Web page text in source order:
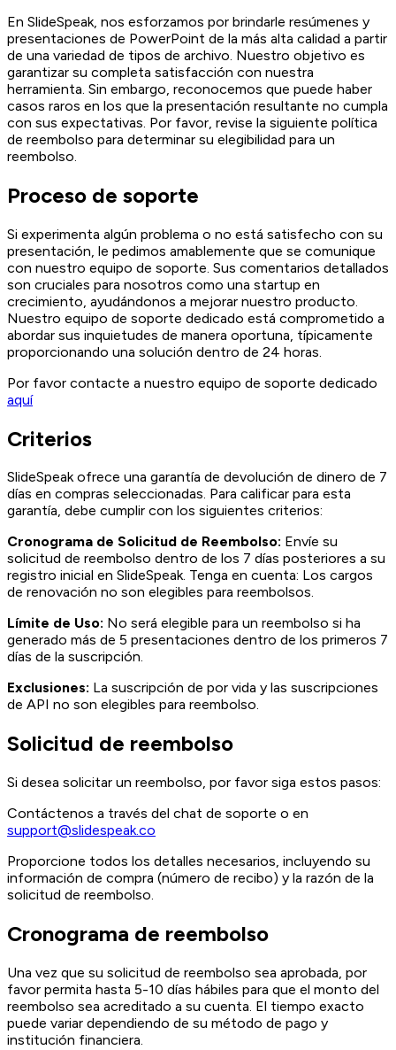
En SlideSpeak, nos esforzamos por brindarle resúmenes y
presentaciones de PowerPoint de la más alta calidad a partir
de una variedad de tipos de archivo. Nuestro objetivo es
garantizar su completa satisfacción con nuestra
herramienta. Sin embargo, reconocemos que puede haber
casos raros en los que la presentación resultante no cumpla
con sus expectativas. Por favor, revise la siguiente política
de reembolso para determinar su elegibilidad para un
reembolso.
Proceso de soporte
Si experimenta algún problema o no está satisfecho con su
presentación, le pedimos amablemente que se comunique
con nuestro equipo de soporte. Sus comentarios detallados
son cruciales para nosotros como una startup en
crecimiento, ayudándonos a mejorar nuestro producto.
Nuestro equipo de soporte dedicado está comprometido a
abordar sus inquietudes de manera oportuna, típicamente
proporcionando una solución dentro de 24 horas.
Por favor contacte a nuestro equipo de soporte dedicado
aquí
Criterios
SlideSpeak ofrece una garantía de devolución de dinero de 7
días en compras seleccionadas. Para calificar para esta
garantía, debe cumplir con los siguientes criterios:
Cronograma de Solicitud de Reembolso: Envíe su
solicitud de reembolso dentro de los 7 días posteriores a su
registro inicial en SlideSpeak. Tenga en cuenta: Los cargos
de renovación no son elegibles para reembolsos.
Límite de Uso: No será elegible para un reembolso si ha
generado más de 5 presentaciones dentro de los primeros 7
días de la suscripción.
Exclusiones: La suscripción de por vida y las suscripciones
de API no son elegibles para reembolso.
Solicitud de reembolso
Si desea solicitar un reembolso, por favor siga estos pasos:
Contáctenos a través del chat de soporte o en
support@slidespeak.co
Proporcione todos los detalles necesarios, incluyendo su
información de compra (número de recibo) y la razón de la
solicitud de reembolso.
Cronograma de reembolso
Una vez que su solicitud de reembolso sea aprobada, por
favor permita hasta 5-10 días hábiles para que el monto del
reembolso sea acreditado a su cuenta. El tiempo exacto
puede variar dependiendo de su método de pago y
institución financiera.